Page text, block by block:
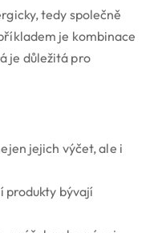
tedy společně
je kombinace
je důležitá pro
jejich výčet, ale i
produkty bývají